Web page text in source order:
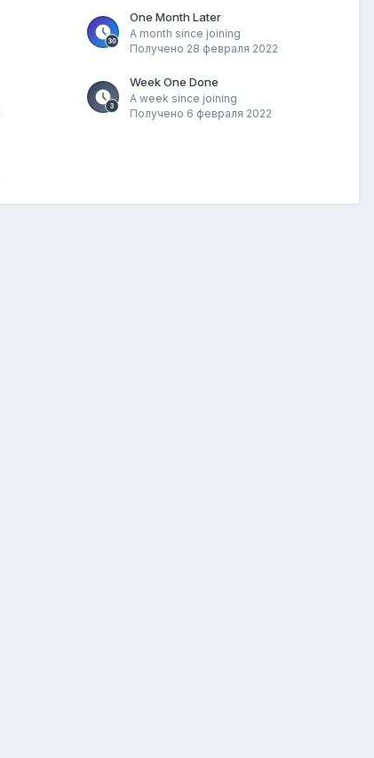
One Month Later
A month since joining
Получено 28 февраля 2022
Week One Done
A week since joining
Получено 6 февраля 2022